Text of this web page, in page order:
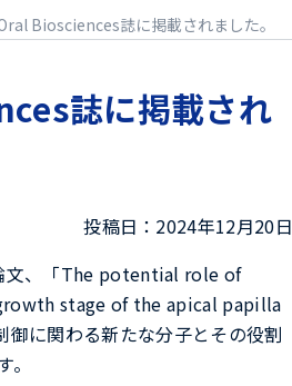
Biosciences誌に掲載されました。
誌に掲載され
投稿日：2024年12月20日
文、「The potential role of
stage of the apical papilla
に関わる新たな分子とその役割